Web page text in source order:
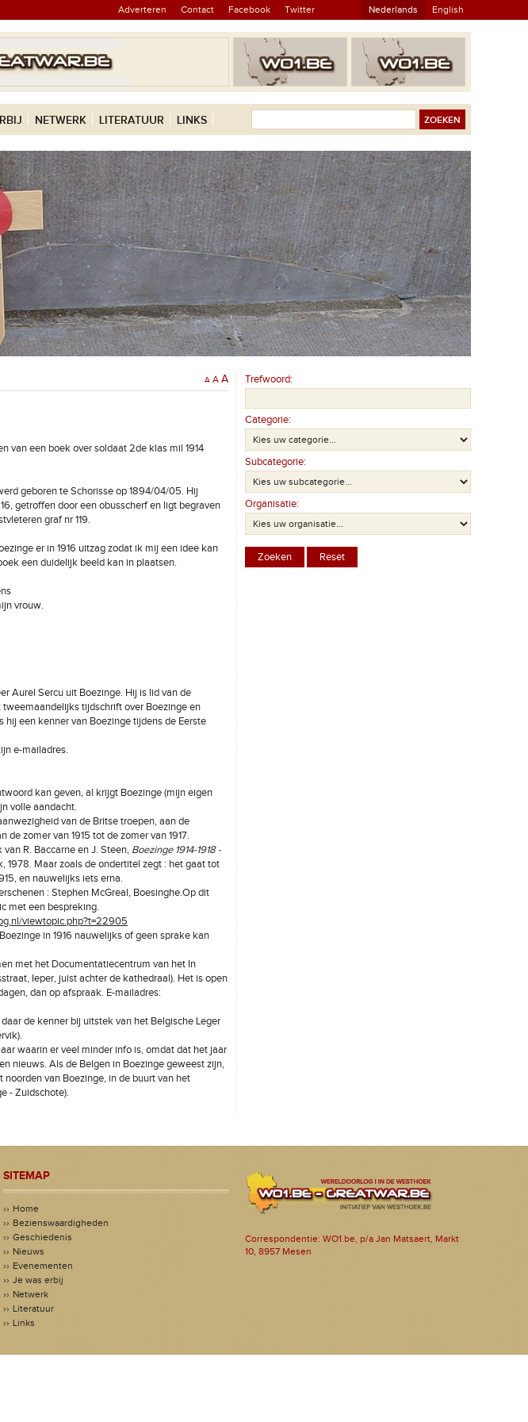
Adverteren Contact Facebook Twitter Nederlands English
NETWERK LITERATUUR LINKS
A A A
van een boek over soldaat 2de klas mil 1914
geboren te Schorisse op 1894/04/05. Hij
getroffen door een obusscherf en ligt begraven
graf nr 119.
er in 1916 uitzag zodat ik mij een idee kan
een duidelijk beeld kan in plaatsen.
vrouw.
Aurel Sercu uit Boezinge. Hij is lid van de
tijdschrift over Boezinge en
hij een kenner van Boezinge tijdens de Eerste
e-mailadres.
kan geven, al krijgt Boezinge (mijn eigen
volle aandacht.
van de Britse troepen, aan de
de zomer van 1915 tot de zomer van 1917.
R. Baccarne en J. Steen, Boezinge 1914-1918 -
1978. Maar zoals de ondertitel zegt : het gaat tot
en nauwelijks iets erna.
: Stephen McGreal, Boesinghe.Op dit
met een bespreking.
viewtopic.php?t=22905
in 1916 nauwelijks of geen sprake kan
met het Documentatiecentrum van het In
Ieper, juist achter de kathedraal). Het is open
dan op afspraak. E-mailadres:
de kenner bij uitstek van het Belgische Leger
waarin er veel minder info is, omdat dat het jaar
nieuws. Als de Belgen in Boezinge geweest zijn,
van Boezinge, in de buurt van het
- Zuidschote).
Trefwoord:
Categorie:
Subcategorie:
Organisatie:
SITEMAP
Home
Bezienswaardigheden
Geschiedenis
Nieuws
Evenementen
Je was erbij
Netwerk
Literatuur
Links
Correspondentie: WO1.be, p/a Jan Matsaert, Markt
10, 8957 Mesen